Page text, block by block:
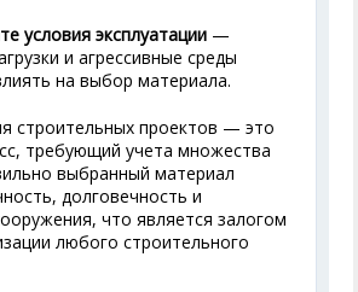
условия эксплуатации —
и агрессивные среды
на выбор материала.
строительных проектов — это
требующий учета множества
выбранный материал
долговечность и
что является залогом
любого строительного